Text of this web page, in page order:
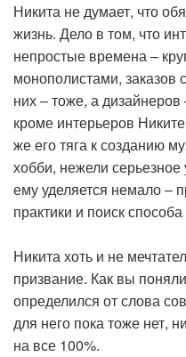
Никита не думает, что
жизнь. Дело в том, что
непростые времена –
монополистами, заказов
них – тоже, а
кроме интерьеров
же его тяга к созданию
хобби, нежели
ему уделяется немало –
практики и поиск
Никита хоть и не
призвание. Как вы
определился от слова
для него пока тоже нет,
на все 100%.